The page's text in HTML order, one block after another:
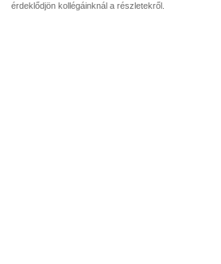
érdeklődjön kollégáinknál a részletekről.